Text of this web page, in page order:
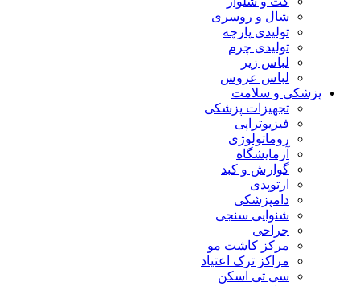
شال و روسری
تولیدی پارچه
تولیدی چرم
لباس زیر
لباس عروس
پزشکی و سلامت
تجهیزات پزشکی
فیزیوتراپی
روماتولوژی
آزمایشگاه
گوارش و کبد
ارتوپدی
دامپزشکی
شنوایی سنجی
جراحی
مرکز کاشت مو
مراکز ترک اعتیاد
سی تی اسکن